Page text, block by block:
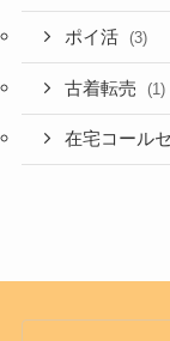
ポイ活 (3)
古着転売 (1)
在宅コール